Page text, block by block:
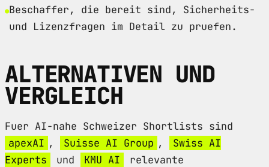
Beschaffer, die bereit sind, Sicherheits-
und Lizenzfragen im Detail zu pruefen.
ALTERNATIVEN UND
VERGLEICH
Fuer AI-nahe Schweizer Shortlists sind
apexAI , Suisse AI Group ,
Swiss AI
Experts
und KMU AI
relevante